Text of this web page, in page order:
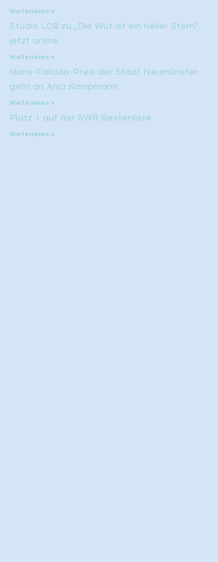
Weiterlesen »
Studio LCB zu „Die Wut ist ein heller Stern“
jetzt online
Weiterlesen »
Hans-Fallada-Preis der Stadt Neumünster
geht an Anja Kampmann
Weiterlesen »
Platz 1 auf der SWR Bestenliste
Weiterlesen »